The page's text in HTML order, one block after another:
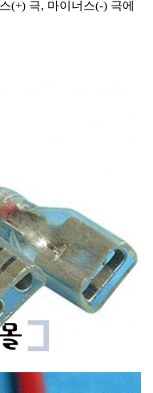
(+) 극, 마이너스(-) 극에